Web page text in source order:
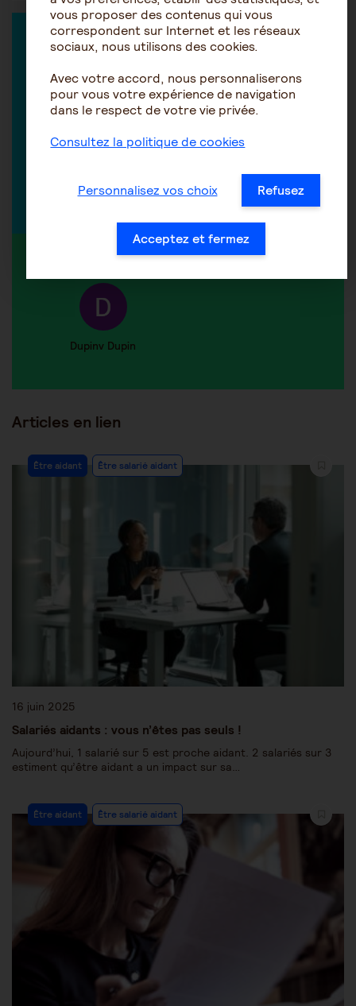
EXPERT DANS LA DISCUSSION
Conseils sur le quotidien de
vie de l'aidant
Découvrir tous nos experts
MEMBRE ACTIF DANS LA DISCUSSION
Dupinv Dupin
Articles en lien
Être aidant Être salarié aidant
16 juin 2025
Salariés aidants : vous n’êtes pas seuls !
Aujourd’hui, 1 salarié sur 5 est proche aidant. 2 salariés sur 3
estiment qu’être aidant a un impact sur sa…
Être aidant Être salarié aidant
vous proposer des contenus qui vous
correspondent sur Internet et les réseaux
sociaux, nous utilisons des cookies.
Avec votre accord, nous personnaliserons
pour vous votre expérience de navigation
dans le respect de votre vie privée.
Consultez la politique de cookies
Personnalisez vos choix Refusez
Acceptez et fermez